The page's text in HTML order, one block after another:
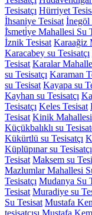
Tesisatçı Hürriyet
İhsaniye Tesisat İnegöl
İ̇smeti̇ye Mahallesi Su
İznik Tesisat Karaağiz
Karacabey su Tesisatçı
Tesisat Karalar
su Tesisatçı Karaman
su Tesisat Kayapa su
Kayhan su Tesisatçı
Tesisatçı Keles Tesisat
Tesisat Kinik Mahallesi
Küçükbalıklı su
Kükürtlü su Tesisatçı
Küplüpınar su Tesisatçı
Tesisat Maksem su
Mazlumlar Mahallesi
Tesisatçı Mudanya Su
Tesisat Muradiye su
Su Tesisat Mustafa
tesisatçısı Mustafa